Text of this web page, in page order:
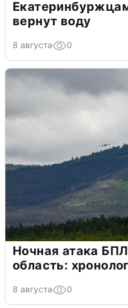
вернут воду
8 августа 0
Ночная атака
область:
8 августа 0